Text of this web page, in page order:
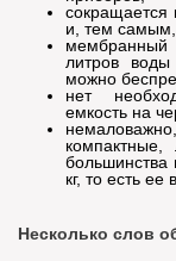
сокращается
и, тем самым,
мембранный
литров
можно
нет
емкость на
большинства
кг, то есть
Несколько слов